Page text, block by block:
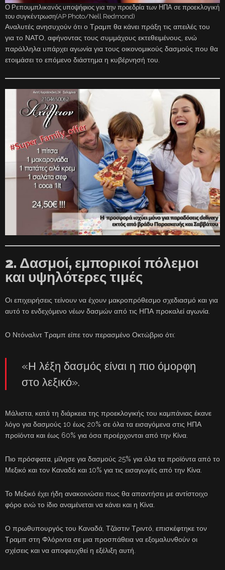
Ο Ρεπουμπλικανός υποψήφιος για την προεδρία των ΗΠΑ σε προεκλογική
του συγκέντρωση(AP Photo/Nell Redmond)
Αναλυτές ανησυχούν ότι ο Τραμπ θα κάνει πράξη τις απειλές του
για το ΝΑΤΟ, αφήνοντας τους συμμάχους εκτεθειμένους, ενώ
παράλληλα υπάρχει αγωνία για τους οικονομικούς δασμούς που θα
ετοιμάσει το επόμενο διάστημα η κυβέρνησή του.
2. Δασμοί, εμπορικοί πόλεμοι
και υψηλότερες τιμές
Οι επιχειρήσεις τείνουν να έχουν μακροπρόθεσμο σχεδιασμό και για
αυτό το ενδεχόμενο νέων δασμών από τις ΗΠΑ προκαλεί αγωνία.
Ο Ντόναλντ Τραμπ είπε τον περασμένο Οκτώβριο ότι:
«Η λέξη δασμός είναι η πιο όμορφη
στο λεξικό».
Μάλιστα, κατά τη διάρκεια της προεκλογικής του καμπάνιας έκανε
λόγο για δασμούς 10 έως 20% σε όλα τα εισαγόμενα στις ΗΠΑ
προϊόντα και έως 60% για όσα προέρχονται από την Κίνα.
Πιο πρόσφατα, μίλησε για δασμούς 25% για όλα τα προϊόντα από το
Μεξικό και τον Καναδά και 10% για τις εισαγωγές από την Κίνα.
Το Μεξικό έχει ήδη ανακοινώσει πως θα απαντήσει με αντίστοιχο
φόρο ενώ το ίδιο αναμένεται να κάνει και η Κίνα.
Ο πρωθυπουργός του Καναδά, Τζάστιν Τριντό, επισκέφτηκε τον
Τραμπ στη Φλόριντα σε μια προσπάθεια να εξομαλυνθούν οι
σχέσεις και να αποφευχθεί η εξέλιξη αυτή.